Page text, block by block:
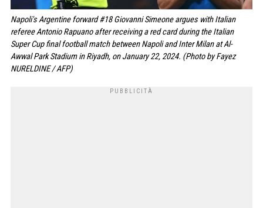
Napoli's Argentine forward #18 Giovanni Simeone argues with Italian
referee Antonio Rapuano after receiving a red card during the Italian
Super Cup final football match between Napoli and Inter Milan at Al-
Awwal Park Stadium in Riyadh, on January 22, 2024. (Photo by Fayez
NURELDINE / AFP)